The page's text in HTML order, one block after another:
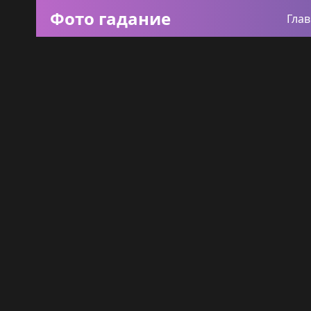
Фото гадание